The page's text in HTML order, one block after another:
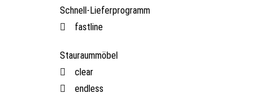
Schnell-Lieferprogramm
fastline
Stauraummöbel
clear
endless